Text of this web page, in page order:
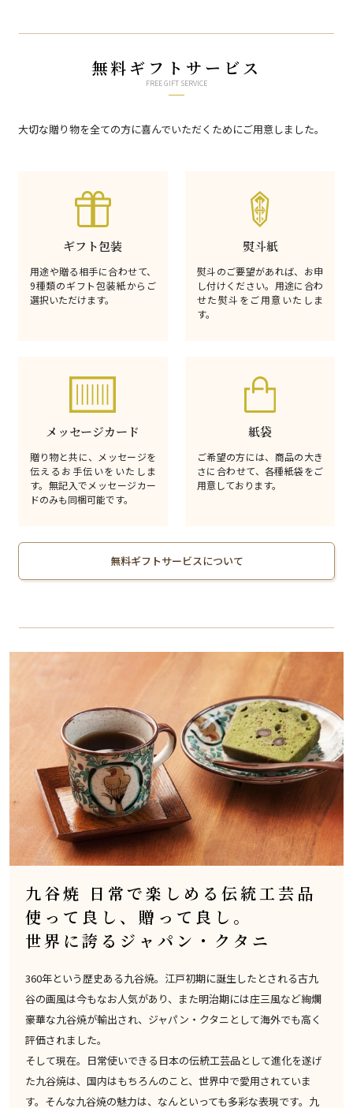
無料ギフトサービス
FREE GIFT SERVICE
大切な贈り物を全ての方に喜んでいただくためにご用意しました。
ギフト包装
用途や贈る相手に合わせて、
9種類のギフト包装紙からご
選択いただけます。
熨斗紙
熨斗のご要望があれば、お申
し付けください。用途に合わ
せた熨斗をご用意いたしま
す。
メッセージカード
贈り物と共に、メッセージを
伝えるお手伝いをいたしま
す。無記入でメッセージカー
ドのみも同梱可能です。
紙袋
ご希望の方には、商品の大き
さに合わせて、各種紙袋をご
用意しております。
無料ギフトサービスについて
九谷焼 日常で楽しめる伝統工芸品
使って良し、贈って良し。
世界に誇るジャパン・クタニ
360年という歴史ある九谷焼。江戸初期に誕生したとされる古九
谷の画風は今もなお人気があり、また明治期には庄三風など絢爛
豪華な九谷焼が輸出され、ジャパン・クタニとして海外でも高く
評価されました。
そして現在。日常使いできる日本の伝統工芸品として進化を遂げ
た九谷焼は、国内はもちろんのこと、世界中で愛用されていま
す。そんな九谷焼の魅力は、なんといっても多彩な表現です。九